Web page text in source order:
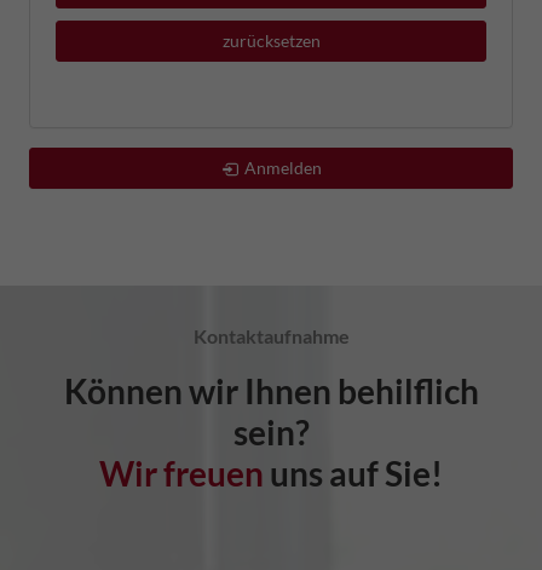
zurücksetzen
Anmelden
Kontaktaufnahme
Können wir Ihnen behilflich
sein?
Wir freuen uns auf Sie!